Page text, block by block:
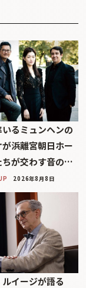
るミュンヘンの
浜離宮朝日ホー
ちが交わす音の…
2026年8月8日
イージが語る